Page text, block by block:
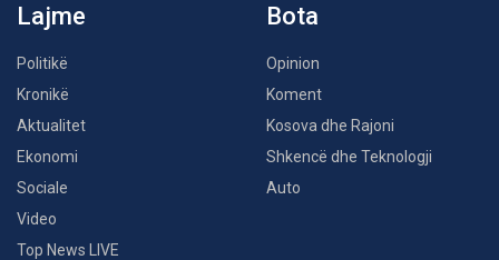
Lajme
Politikë
Kronikë
Aktualitet
Ekonomi
Sociale
Video
Top News LIVE
Bota
Opinion
Koment
Kosova dhe Rajoni
Shkencë dhe Teknologji
Auto